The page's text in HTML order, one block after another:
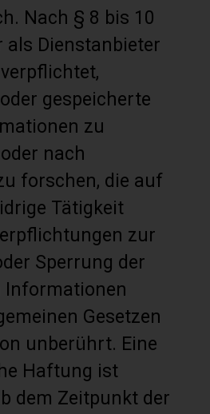
Nach § 8 bis 10
als Dienstanbieter
gespeicherte
zu
nach
forschen, die auf
Tätigkeit
zur
Sperrung der
Informationen
Gesetzen
unberührt. Eine
Haftung ist
dem Zeitpunkt der